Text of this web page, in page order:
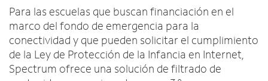
Para las escuelas que buscan financiación en el
marco del fondo de emergencia para la
conectividad y que pueden solicitar el cumplimiento
de la Ley de Protección de la Infancia en Internet,
Spectrum ofrece una solución de filtrado de